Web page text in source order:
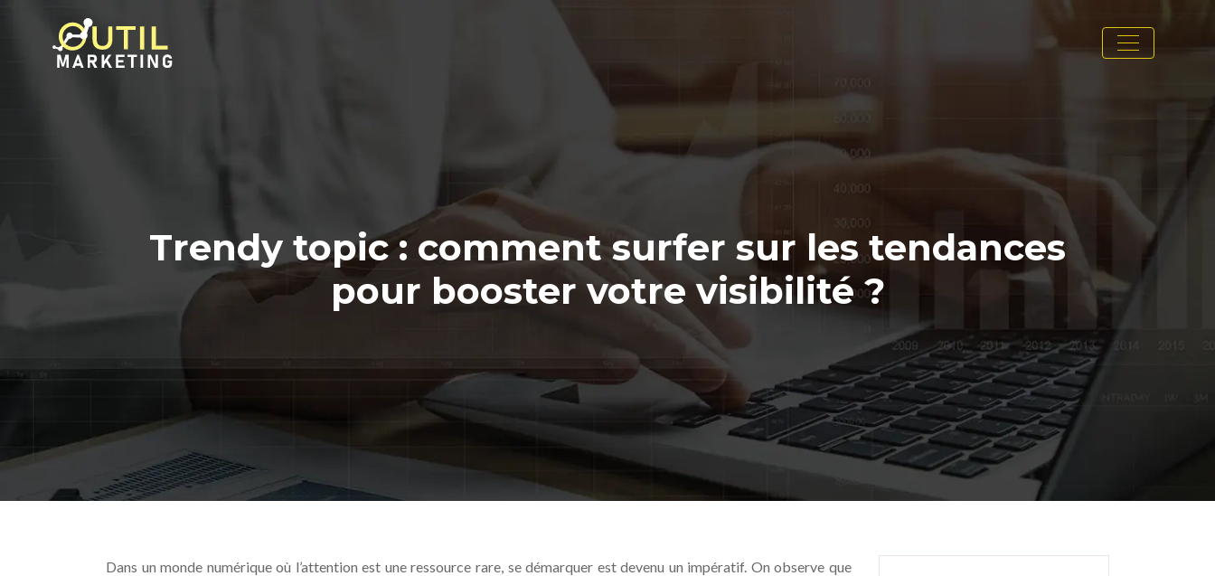
Trendy topic : comment surfer sur les tendances
pour booster votre visibilité ?
Dans un monde numérique où l’attention est une ressource rare, se démarquer est devenu un impératif. On observe que